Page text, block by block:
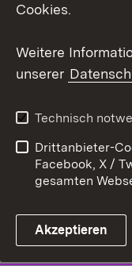
Cookies.
Weitere
unserer
Technisch
Drittanbieter-
Facebook, X /
gesamten
Akzeptieren